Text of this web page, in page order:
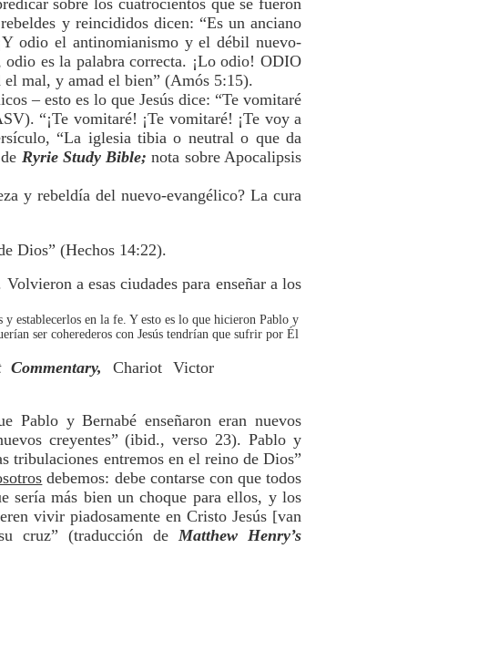
sobre los cuatrocientos que se fueron
y reincididos dicen: “Es un anciano
odio el antinomianismo y el débil nuevo-
odio es la palabra correcta. ¡Lo odio! ODIO
mal, y amad el bien” (Amós 5:15).
– esto es lo que Jesús dice: “Te vomitaré
“¡Te vomitaré! ¡Te vomitaré! ¡Te voy a
“La iglesia tibia o neutral o que da
Ryrie Study Bible; nota sobre Apocalipsis
y rebeldía del nuevo-evangélico? La cura
Dios” (Hechos 14:22).
a esas ciudades para enseñar a los
establecerlos en la fe. Y esto es lo que hicieron Pablo y
ser coherederos con Jesús tendrían que sufrir por Él
Chariot Victor
Pablo y Bernabé enseñaron eran nuevos
creyentes” (ibid., verso 23). Pablo y
tribulaciones entremos en el reino de Dios”
debemos: debe contarse con que todos
sería más bien un choque para ellos, y los
vivir piadosamente en Cristo Jesús [van
cruz” (traducción deMatthew Henry’s